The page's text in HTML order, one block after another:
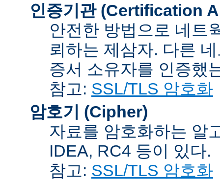
인증기관 (Certification
안전한 방법으로 네트
뢰하는 제삼자. 다른
증서 소유자를 인증했
참고: SSL/TLS 암호화
암호기 (Cipher)
자료를 암호화하는 알
IDEA, RC4 등이 있다.
참고: SSL/TLS 암호화